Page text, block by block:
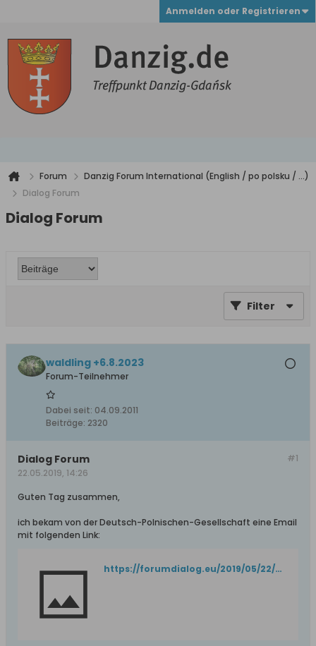
Anmelden oder Registrieren
Forum
Danzig Forum International (English / po polsku / ...)
Dialog Forum
Dialog Forum
Filter
waldling +6.8.2023
Forum-Teilnehmer
Dabei seit: 04.09.2011
Beiträge: 2320
#1
Dialog Forum
22.05.2019, 14:26
Guten Tag zusammen,
ich bekam von der Deutsch-Polnischen-Gesellschaft eine Email
mit folgenden Link:
https://forumdialog.eu/2019/05/22/weisse-flecken-in-der-deutschen-erinnerungskultur/